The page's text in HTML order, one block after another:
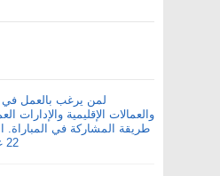
لمن يرغب بالعمل في
والعمالات الإقليمية والإدارات
طريقة المشاركة في المباراة.
22 غشت 2026